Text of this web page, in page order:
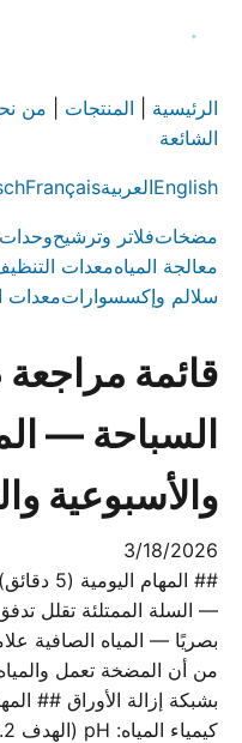
الرئيسية المنتجات من
الشائعة
EnglishالعربيةFrançais
مضخاتفلاتر وترشيح
معالجة المياهمعدات
سلالم وإكسسواراتمعدات
قائمة
السباحة —
والأسبوعية
3/18/2026
##
— السلة الممتلئة تقلل
بصريًا — المياه الصافية
من أن المضخة تعمل